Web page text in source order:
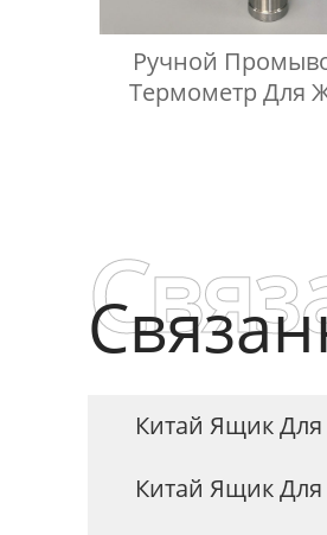
Ручной
Термометр Для
Китай Ящик
Китай Ящик